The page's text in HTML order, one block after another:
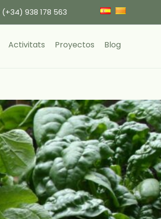
(+34) 938 178 563
Activitats Proyectos Blog